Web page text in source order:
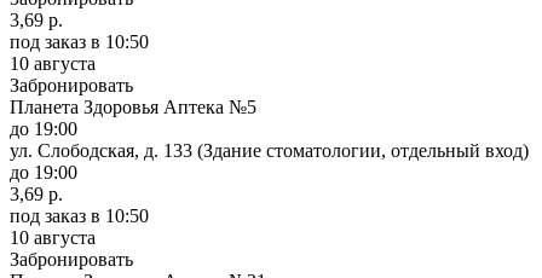
3,69 р.
под заказ в 10:50
10 августа
Забронировать
Планета Здоровья Аптека №5
до 19:00
ул. Слободская, д. 133 (Здание стоматологии, отдельный вход)
до 19:00
3,69 р.
под заказ в 10:50
10 августа
Забронировать